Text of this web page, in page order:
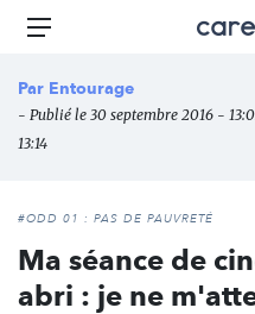
Aller
principal
des
Menu
Par Entourage
- Publié le 30 septembre 2016 -
13:14
#ODD 01 : PAS DE PAUVRETÉ
Ma séance de
abri : je ne